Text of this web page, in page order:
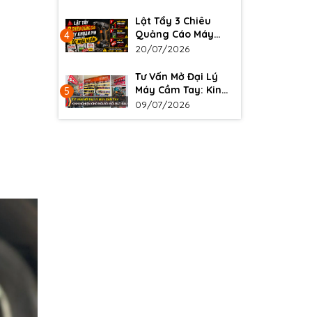
4
Lật Tẩy 3 Chiêu
Quảng Cáo Máy
Khoan Pin Khiến
Nhầm
20/07/2026
5
Tư Vấn Mở Đại Lý
Máy Cầm Tay: Kinh
Nghiệm Cho Người
Mới Bắt Đầu
09/07/2026